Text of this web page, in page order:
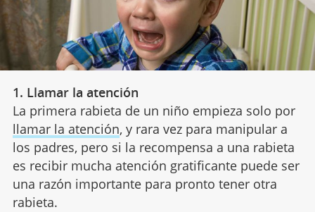
1. Llamar la atención
La primera rabieta de un niño empieza solo por
llamar la atención, y rara vez para manipular a
los padres, pero si la recompensa a una rabieta
es recibir mucha atención gratificante puede ser
una razón importante para pronto tener otra
rabieta.